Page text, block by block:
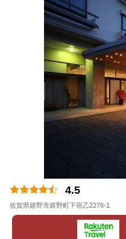
4.5
佐賀県嬉野市嬉野町下宿乙2276-1